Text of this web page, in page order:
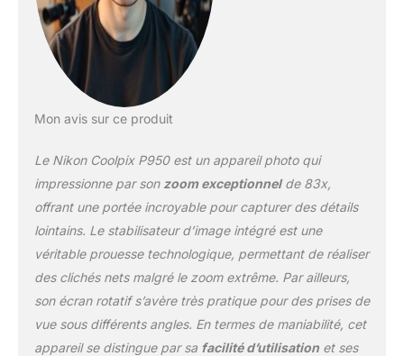
Mon avis sur ce produit
Le Nikon Coolpix P950 est un appareil photo qui
impressionne par son zoom exceptionnelde 83x,
offrant une portée incroyable pour capturer des détails
lointains. Le stabilisateur d’image intégré est une
véritable prouesse technologique, permettant de réaliser
des clichés nets malgré le zoom extrême. Par ailleurs,
son écran rotatif s’avère très pratique pour des prises de
vue sous différents angles. En termes de maniabilité, cet
appareil se distingue par sa facilité d’utilisationet ses